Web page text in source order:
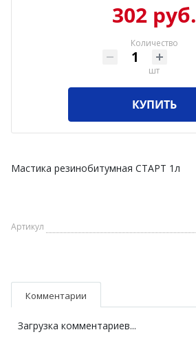
302 руб.
Количество
шт
КУПИТЬ
Мастика резинобитумная СТАРТ 1л
Артикул
Комментарии
Загрузка комментариев...